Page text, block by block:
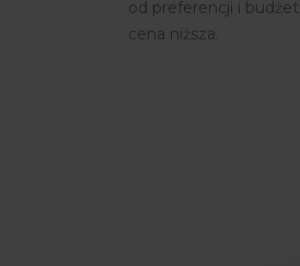
od preferencji i
cena niższa.